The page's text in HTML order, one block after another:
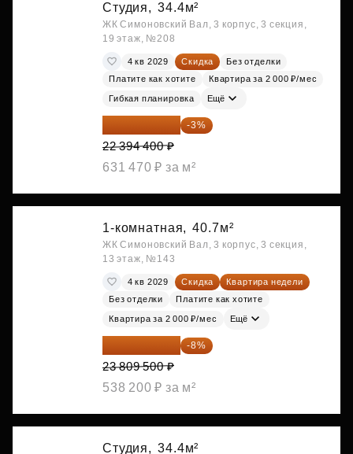
Студия, 34.4м²
ЖК Симоновский Вал, 3 корпус, 3 секция,
19 этаж, №208
4 кв 2029 Скидка
Без отделки
Платите как хотите
Квартира за 2 000 ₽/мес
Гибкая планировка Ещё
21 722 568 ₽ -3%
22 394 400 ₽
631 470 ₽ за м²
1-комнатная, 40.7м²
ЖК Симоновский Вал, 3 корпус, 3 секция,
13 этаж, №143
4 кв 2029 Скидка
Квартира недели
Без отделки
Платите как хотите
Квартира за 2 000 ₽/мес Ещё
21 904 740 ₽ -8%
23 809 500 ₽
538 200 ₽ за м²
Студия, 34.4м²